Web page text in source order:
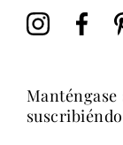
manténgase siempre actualizado